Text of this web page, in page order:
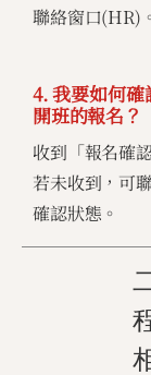
聯絡窗口(HR)
4. 我要如何
開班的報名？
收到「報名確
若未收到，可
確認狀態。